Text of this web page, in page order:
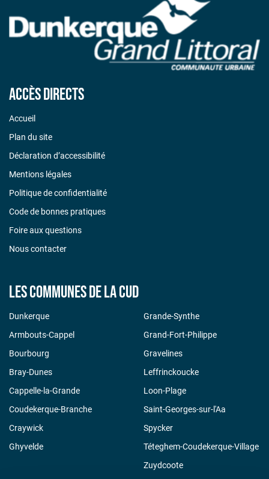
Accès directs
Accueil
Plan du site
Déclaration d’accessibilité
Mentions légales
Politique de confidentialité
Code de bonnes pratiques
Foire aux questions
Nous contacter
Les communes de la CUD
Dunkerque
Armbouts-Cappel
Bourbourg
Bray-Dunes
Cappelle-la-Grande
Coudekerque-Branche
Craywick
Ghyvelde
Grande-Synthe
Grand-Fort-Philippe
Gravelines
Leffrinckoucke
Loon-Plage
Saint-Georges-sur-l'Aa
Spycker
Téteghem-Coudekerque-Village
Zuydcoote